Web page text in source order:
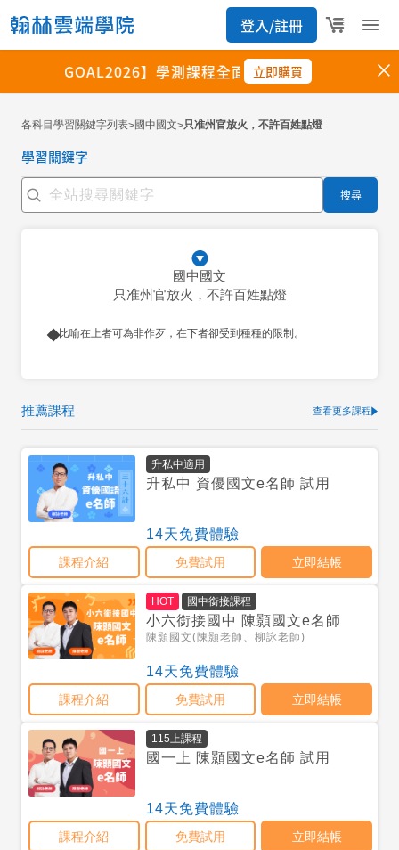
各科目學習關鍵字列表>國中國文>只准州官放火，不許百姓點燈
學習關鍵字
搜尋
國中國文
只准州官放火，不許百姓點燈
比喻在上者可為非作歹，在下者卻受到種種的限制。
推薦課程 查看更多課程